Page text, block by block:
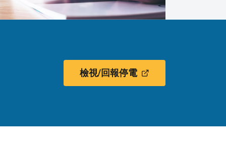
檢視/回報停電